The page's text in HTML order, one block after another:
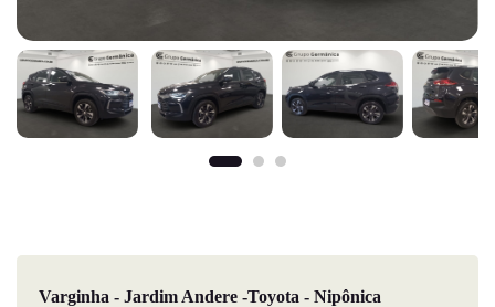
Varginha - Jardim Andere -Toyota - Nipônica